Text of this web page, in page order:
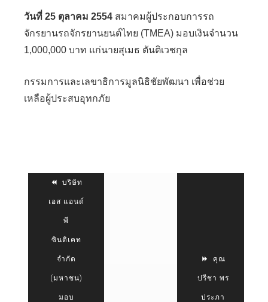
วันที่ 25 ตุลาคม 2554 สมาคมผู้ประกอบการรถ
จักรยานรถจักรยานยนต์ไทย (TMEA) มอบเงินจำนวน
1,000,000 บาท แก่นายสุเมธ ตันติเวชกุล
กรรมการและเลขาธิการมูลนิธิชัยพัฒนา เพื่อช่วย
เหลือผู้ประสบอุทกภัย
บริษัท
เอส แอนด์
พี
ซินดิเคท
จำกัด
(มหาชน)
มอบ
คุณ
ปรีชา พร
ประภา